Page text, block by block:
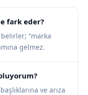
fark eder?
“marka
gelmez.
ve arıza